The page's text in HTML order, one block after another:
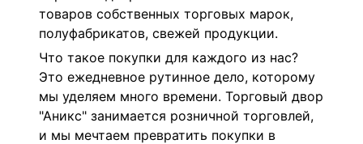
товаров собственных торговых марок,
полуфабрикатов, свежей продукции.
Что такое покупки для каждого из нас?
Это ежедневное рутинное дело, которому
мы уделяем много времени. Торговый двор
"Аникс" занимается розничной торговлей,
и мы мечтаем превратить покупки в